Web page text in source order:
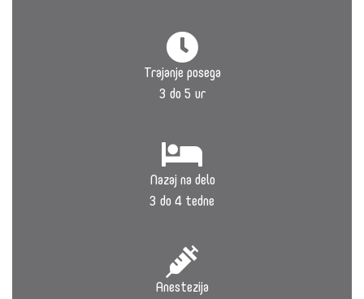
Trajanje posega
3 do 5 ur
Nazaj na delo
3 do 4 tedne
Anestezija